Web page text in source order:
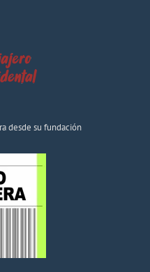
desde su fundación